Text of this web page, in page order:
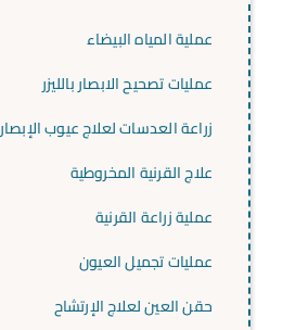
عملية المياه البيضاء
عمليات تصحيح الابصار بالليزر
زراعة العدسات لعلاج عيوب الإبصار
علاج القرنية المخروطية
عملية زراعة القرنية
عمليات تجميل العيون
حقن العين لعلاج الإرتشاح